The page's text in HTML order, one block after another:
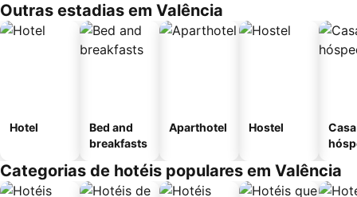
Outras estadias em Valência
Hotel
Bed and
breakfasts
Aparthotel Hostel
Categorias de hotéis populares em Valência